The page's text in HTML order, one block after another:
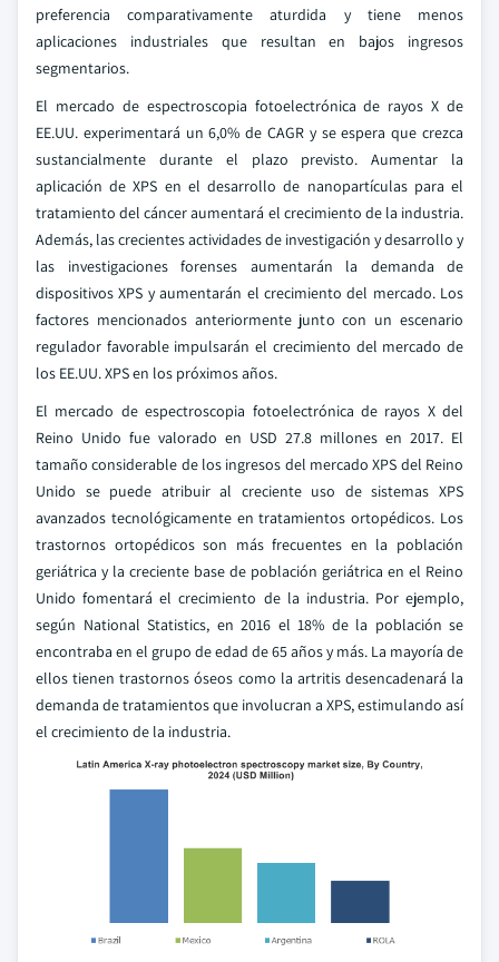
preferencia comparativamente aturdida y tiene menos
aplicaciones industriales que resultan en bajos ingresos
segmentarios.
El mercado de espectroscopia fotoelectrónica de rayos X de
EE.UU. experimentará un 6,0% de CAGR y se espera que crezca
sustancialmente durante el plazo previsto. Aumentar la
aplicación de XPS en el desarrollo de nanopartículas para el
tratamiento del cáncer aumentará el crecimiento de la industria.
Además, las crecientes actividades de investigación y desarrollo y
las investigaciones forenses aumentarán la demanda de
dispositivos XPS y aumentarán el crecimiento del mercado. Los
factores mencionados anteriormente junto con un escenario
regulador favorable impulsarán el crecimiento del mercado de
los EE.UU. XPS en los próximos años.
El mercado de espectroscopia fotoelectrónica de rayos X del
Reino Unido fue valorado en USD 27.8 millones en 2017. El
tamaño considerable de los ingresos del mercado XPS del Reino
Unido se puede atribuir al creciente uso de sistemas XPS
avanzados tecnológicamente en tratamientos ortopédicos. Los
trastornos ortopédicos son más frecuentes en la población
geriátrica y la creciente base de población geriátrica en el Reino
Unido fomentará el crecimiento de la industria. Por ejemplo,
según National Statistics, en 2016 el 18% de la población se
encontraba en el grupo de edad de 65 años y más. La mayoría de
ellos tienen trastornos óseos como la artritis desencadenará la
demanda de tratamientos que involucran a XPS, estimulando así
el crecimiento de la industria.